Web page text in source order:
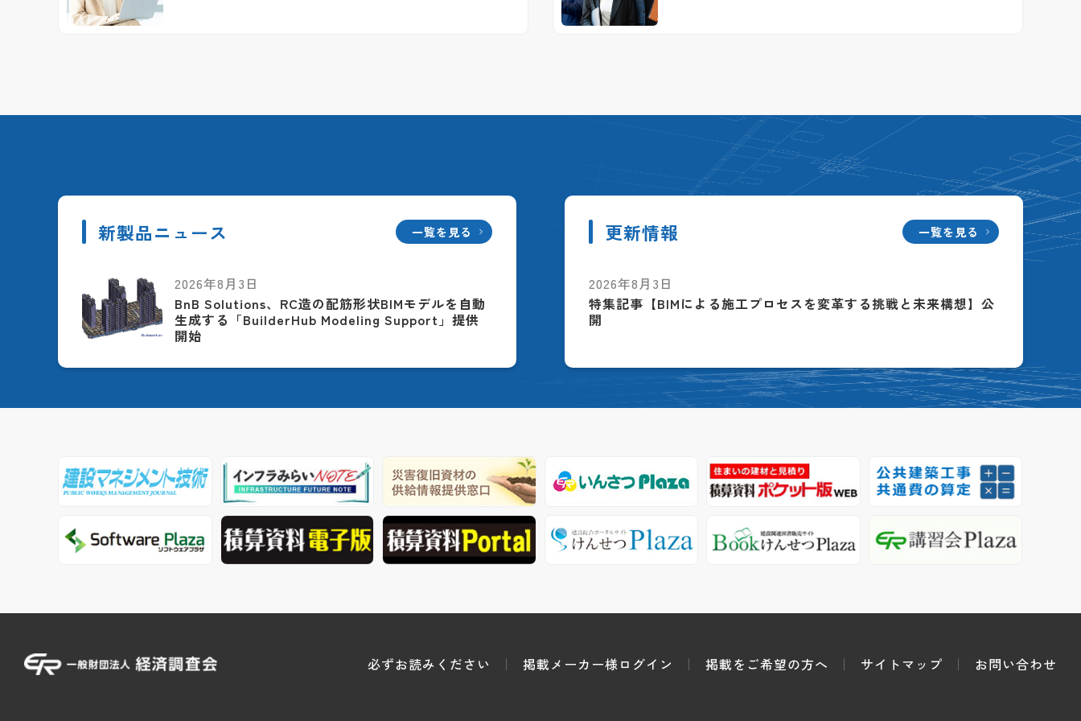
新製品ニュース 一覧を見る
2026年8月3日
BnB Solutions、RC造の配筋形状BIMモデルを自動
生成する「BuilderHub Modeling Support」提供
開始
更新情報 一覧を見る
2026年8月3日
特集記事【BIMによる施工プロセスを変革する挑戦と未来構想】公
開
必ずお読みください 掲載メーカー様ログイン 掲載をご希望の方へ サイトマップ お問い合わせ